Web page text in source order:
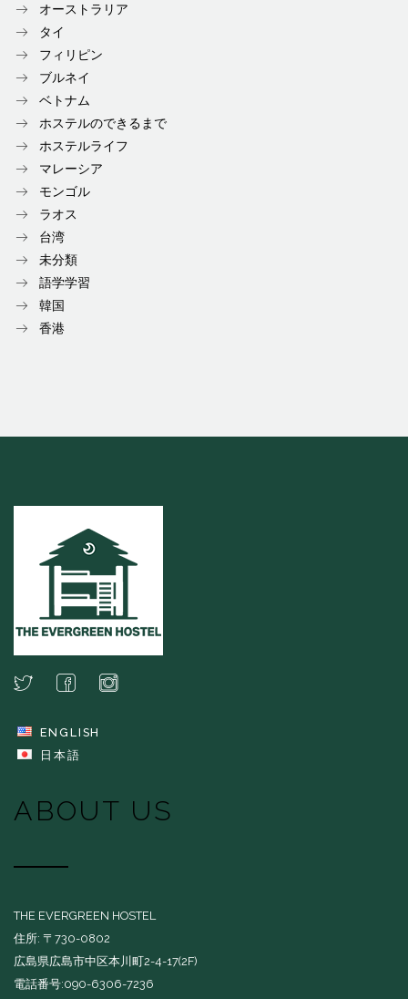
オーストラリア
タイ
フィリピン
ブルネイ
ベトナム
ホステルのできるまで
ホステルライフ
マレーシア
モンゴル
ラオス
台湾
未分類
語学学習
韓国
香港
ENGLISH
日本語
ABOUT US
THE EVERGREEN HOSTEL
住所: 〒730-0802
広島県広島市中区本川町2-4-17(2F)
電話番号:090-6306-7236